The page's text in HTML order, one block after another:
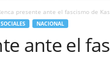
presente ante el fascismo de
NACIONAL
ante el